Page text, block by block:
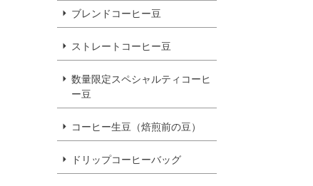
ブレンドコーヒー豆
ストレートコーヒー豆
数量限定スペシャルティコーヒ
ー豆
コーヒー生豆（焙煎前の豆）
ドリップコーヒーバッグ